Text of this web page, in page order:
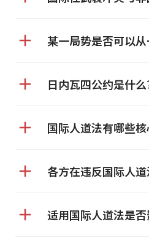
某一局势是否可以
日内瓦四公约是什么
国际人道法有哪些核
各方在违反国际人
适用国际人道法是